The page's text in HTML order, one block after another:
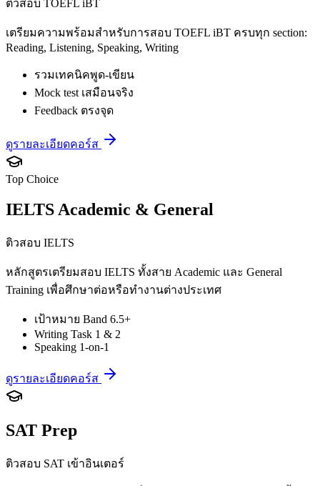
ติวสอบ TOEFL iBT
เตรียมความพร้อมสำหรับการสอบ TOEFL iBT ครบทุก section:
Reading, Listening, Speaking, Writing
รวมเทคนิคพูด-เขียน
Mock test เสมือนจริง
Feedback ตรงจุด
ดูรายละเอียดคอร์ส
Top Choice
IELTS Academic & General
ติวสอบ IELTS
หลักสูตรเตรียมสอบ IELTS ทั้งสาย Academic และ General
Training เพื่อศึกษาต่อหรือทำงานต่างประเทศ
เป้าหมาย Band 6.5+
Writing Task 1 & 2
Speaking 1-on-1
ดูรายละเอียดคอร์ส
SAT Prep
ติวสอบ SAT เข้าอินเตอร์